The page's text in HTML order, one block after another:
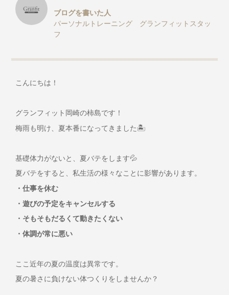
ブログを書いた人
パーソナルトレーニング グランフィットスタッ
フ
こんにちは！
グランフィット岡崎の柿島です！
梅雨も明け、夏本番になってきました🏝
基礎体力がないと、夏バテをします💦
夏バテをすると、私生活の様々なことに影響があります。
・仕事を休む
・遊びの予定をキャンセルする
・そもそもだるくて動きたくない
・体調が常に悪い
ここ近年の夏の温度は異常です。
夏の暑さに負けない体つくりをしませんか？